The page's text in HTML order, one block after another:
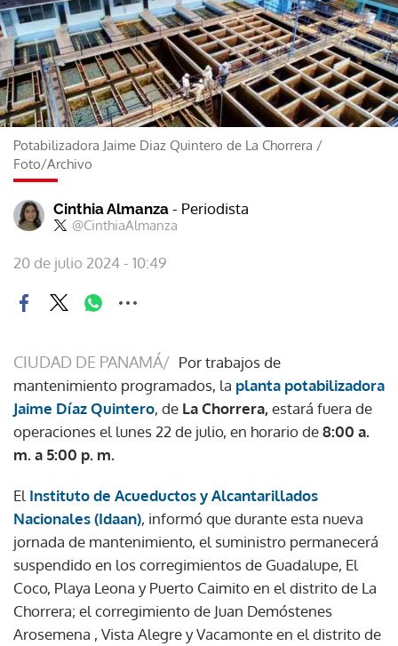
Potabilizadora Jaime Diaz Quintero de La Chorrera /
Foto/Archivo
Cinthia Almanza - Periodista
@CinthiaAlmanza
20 de julio 2024 - 10:49
CIUDAD DE PANAMÁ/ Por trabajos de
mantenimiento programados, la planta potabilizadora
Jaime Díaz Quintero, de La Chorrera,estará fuera de
operaciones el lunes 22 de julio, en horario de8:00 a.
m. a 5:00 p. m.
El Instituto de Acueductos y Alcantarillados
Nacionales (Idaan), informó que durante esta nueva
jornada de mantenimiento, el suministro permanecerá
suspendido en los corregimientos de Guadalupe, El
Coco, Playa Leona y Puerto Caimito en el distrito de La
Chorrera; el corregimiento de Juan Demóstenes
Arosemena , Vista Alegre y Vacamonte en el distrito de